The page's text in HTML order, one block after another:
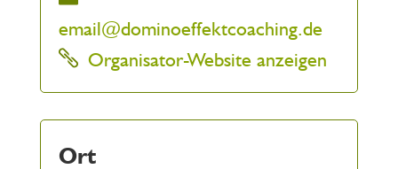
email@dominoeffektcoaching.de
Organisator-Website anzeigen
Ort